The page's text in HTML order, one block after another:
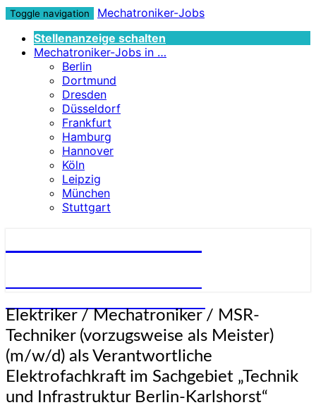
Toggle navigation
Mechatroniker-Jobs
Stellenanzeige schalten
Mechatroniker-Jobs in …
Berlin
Dortmund
Dresden
Düsseldorf
Frankfurt
Hamburg
Hannover
Köln
Leipzig
München
Stuttgart
Elektriker
/
Mechatroniker
/
MSR-
Techniker
(vorzugsweise
Elektriker / Mechatroniker / MSR-
Techniker (vorzugsweise als Meister)
(m/w/d) als Verantwortliche
Elektrofachkraft im Sachgebiet „Technik
und Infrastruktur Berlin-Karlshorst“